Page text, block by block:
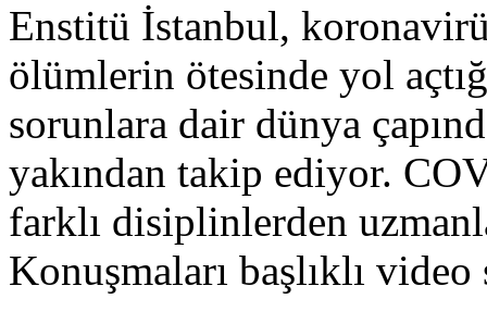
Enstitü İstanbul,
ölümlerin ötesinde yol
sorunlara dair dünya
yakından takip ediyor.
farklı disiplinlerden
Konuşmaları başlıklı